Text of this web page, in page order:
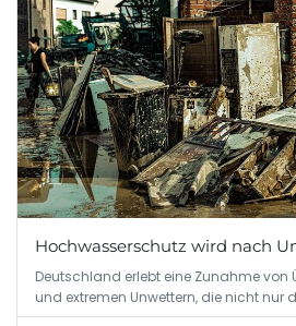
Hochwasserschutz wird nach
Deutschland erlebt eine Zunahme
und extremen Unwettern, die nicht nur